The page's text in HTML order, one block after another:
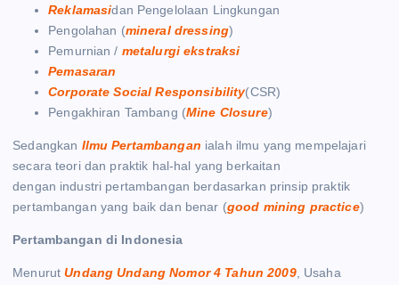
Reklamasidan Pengelolaan Lingkungan
Pengolahan (mineral dressing)
Pemurnian / metalurgi ekstraksi
Pemasaran
Corporate Social Responsibility(CSR)
Pengakhiran Tambang (Mine Closure)
Sedangkan Ilmu Pertambangan ialah ilmu yang mempelajari
secara teori dan praktik hal-hal yang berkaitan
dengan industri pertambangan berdasarkan prinsip praktik
pertambangan yang baik dan benar (good mining practice)
Pertambangan di Indonesia
MenurutUndang Undang Nomor 4 Tahun 2009, Usaha